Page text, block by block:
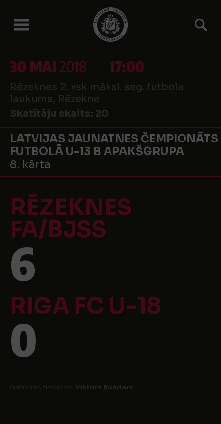
30 MAI2018 17:00
Rēzeknes 2. vsk māksl. seg. futbola
laukums, Rēzekne
Skatītāju skaits: 20
LATVIJAS JAUNATNES ČEMPIONĀTS
FUTBOLĀ U-13 B APAKŠGRUPA
8. kārta
RĒZEKNES
FA/BJSS
6
RIGA FC U-18
0
Galvenais tiesnesis: Viktors Bondars